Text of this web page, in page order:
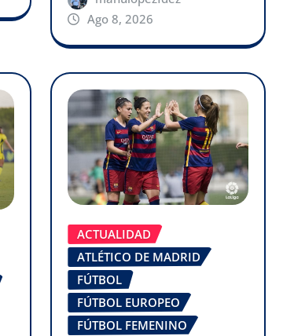
Ago 8, 2026
ACTUALIDAD
ATLÉTICO DE MADRID
FÚTBOL
FÚTBOL EUROPEO
FÚTBOL FEMENINO